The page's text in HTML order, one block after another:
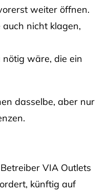
weiter öffnen.
auch nicht klagen,
wäre, die ein
dasselbe, aber nur
VIA Outlets
künftig auf